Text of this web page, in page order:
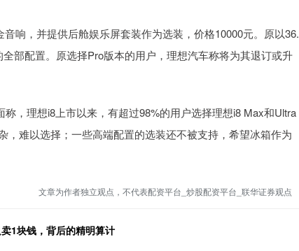
，并提供后舱娱乐屏套装作为选装，价格10000元。原以36.
部配置。原选择Pro版本的用户，理想汽车称将为其退订或升
理想i8上市以来，有超过98%的用户选择理想i8 Max和Ultra
难以选择；一些高端配置的选装还不被支持，希望冰箱作为
文章为作者独立观点，不代表配资平台_炒股配资平台_联华证券观点
1块钱，背后的精明算计